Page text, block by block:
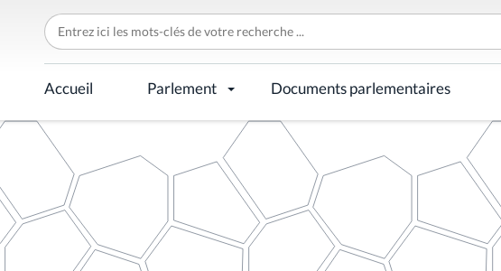
C
h
e
r
c
h
r
p
Accueil Parlement Documents parlementaires